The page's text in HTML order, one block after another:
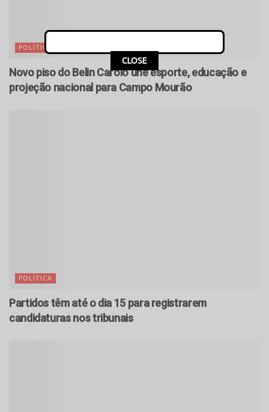
POLÍTICA
Novo piso do Belin Carolo une esporte, educação e
projeção nacional para Campo Mourão
POLÍTICA
Partidos têm até o dia 15 para registrarem
candidaturas nos tribunais
CLOSE